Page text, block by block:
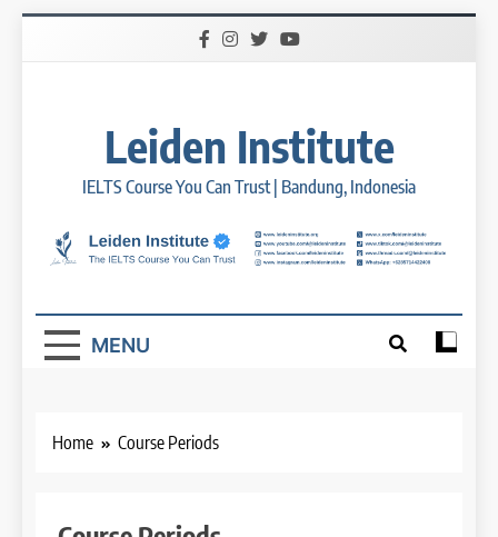
Leiden Institute
IELTS Course You Can Trust | Bandung, Indonesia
MENU
Home Course Periods